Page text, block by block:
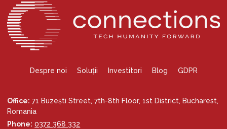
Despre noi Soluții Investitori Blog GDPR
Office: 71 Buzești Street, 7th-8th Floor, 1st District, Bucharest,
Romania
Phone: 0372 368 332